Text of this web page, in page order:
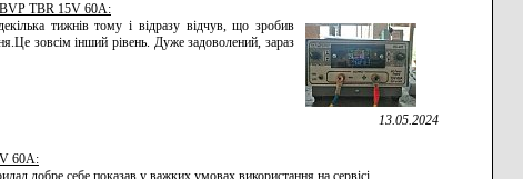
BVP TBR 15V 60A:
тижнів тому і відразу відчув, що зробив
зовсім інший рівень. Дуже задоволений, зараз
13.05.2024
60A:
добре себе показав у важких умовах використання на сервісі